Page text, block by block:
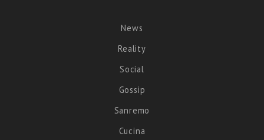
News
Reality
Social
Gossip
Sanremo
Cucina